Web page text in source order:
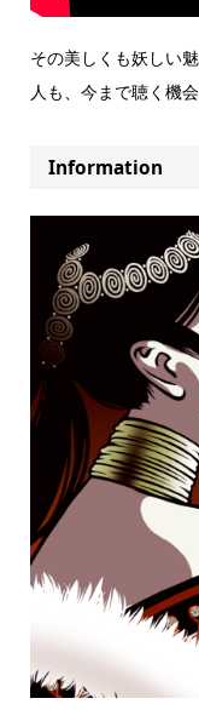
その美しくも妖しい
人も、今まで聴く機
Information